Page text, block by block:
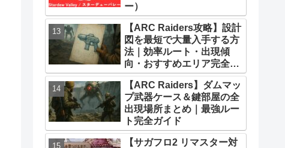
ー）
【ARC Raiders攻略】設計
図を最短で大量入手する方
法｜効率ルート・出現傾
向・おすすめエリア完全ま
とめ
【ARC Raiders】ダムマッ
プ武器ケース＆鍵部屋の全
出現場所まとめ｜最強ルー
ト完全ガイド
【サガフロ2 リマスター対